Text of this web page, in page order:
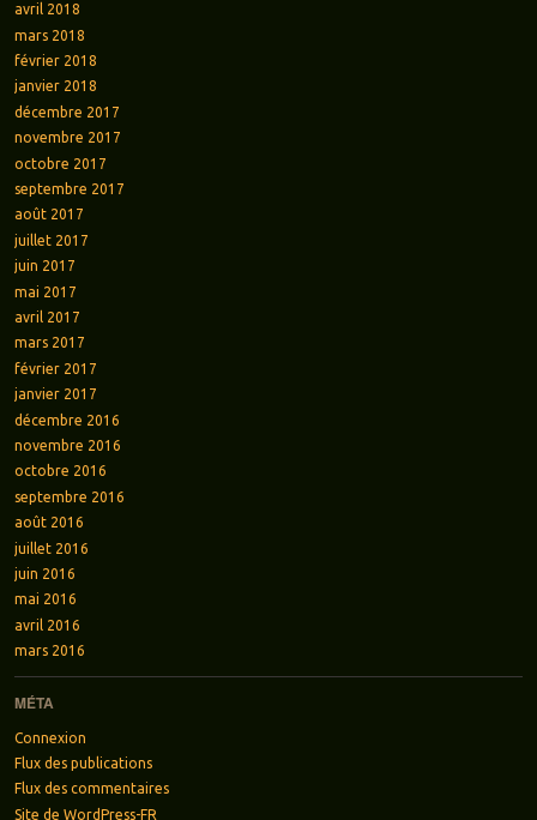
avril 2018
mars 2018
février 2018
janvier 2018
décembre 2017
novembre 2017
octobre 2017
septembre 2017
août 2017
juillet 2017
juin 2017
mai 2017
avril 2017
mars 2017
février 2017
janvier 2017
décembre 2016
novembre 2016
octobre 2016
septembre 2016
août 2016
juillet 2016
juin 2016
mai 2016
avril 2016
mars 2016
MÉTA
Connexion
Flux des publications
Flux des commentaires
Site de WordPress-FR